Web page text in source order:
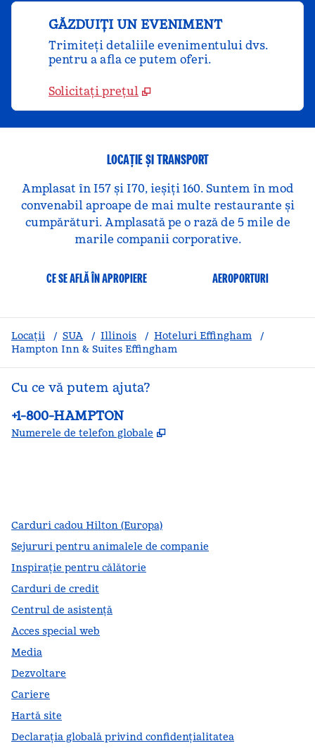
GĂZDUIȚI UN EVENIMENT
Trimiteți detaliile evenimentului dvs.
pentru a afla ce putem oferi.
Solicitați prețul
LOCAȚIE ȘI TRANSPORT
Amplasat în I57 și I70, ieșiți 160. Suntem în mod
convenabil aproape de mai multe restaurante și
cumpărături. Amplasată pe o rază de 5 mile de
marile companii corporative.
CE SE AFLĂ ÎN APROPIERE AEROPORTURI
Locații / SUA / Illinois / Hoteluri Effingham
/
Hampton Inn & Suites Effingham
Cu ce vă putem ajuta?
Telefon:
+1-800-HAMPTON
Numerele de telefon globale ,
Carduri cadou Hilton (Europa)
Sejururi pentru animalele de companie
Inspirație pentru călătorie
Carduri de credit
Centrul de asistență
Acces special web
Media
Dezvoltare
Cariere
Hartă site
Declarația globală privind confidenţialitatea